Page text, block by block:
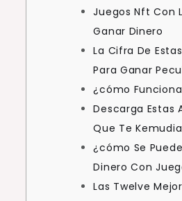
Juegos Nft Con
Ganar Dinero
La Cifra De
Para Ganar
¿cómo
Descarga Estas
Que Te
¿cómo Se
Dinero Con
Las Twelve